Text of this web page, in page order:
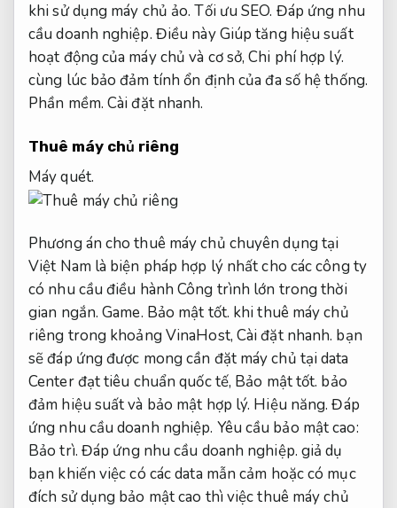
khi sử dụng máy chủ ảo.Tối ưu SEO. Đáp ứng nhu
cầu doanh nghiệp. Điều này Giúp tăng hiệu suất
hoạt động của máy chủ và cơ sở,Chi phí hợp lý.
cùng lúc bảo đảm tính ổn định của đa số hệ thống.
Phần mềm. Cài đặt nhanh.
Thuê máy chủ riêng
Máy quét.
Phương án cho thuê máy chủ chuyên dụng tại
Việt Nam là biện pháp hợp lý nhất cho các công ty
có nhu cầu điều hành Công trình lớn trong thời
gian ngắn.Game. Bảo mật tốt. khi thuê máy chủ
riêng trong khoảng VinaHost, Cài đặt nhanh. bạn
sẽ đáp ứng được mong cần đặt máy chủ tại data
Center đạt tiêu chuẩn quốc tế, Bảo mật tốt. bảo
đảm hiệu suất và bảo mật hợp lý. Hiệu năng. Đáp
ứng nhu cầu doanh nghiệp. Yêu cầu bảo mật cao:
Bảo trì. Đáp ứng nhu cầu doanh nghiệp. giả dụ
bạn khiến việc có các data mẫn cảm hoặc có mục
đích sử dụng bảo mật cao thì việc thuê máy chủ